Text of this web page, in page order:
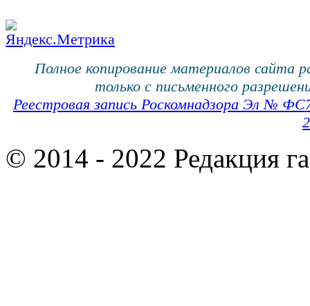
Полное копирование материалов сайта
только с письменного
Реестровая запись Роскомнадзора Эл №
© 2014 - 2022 Редакция